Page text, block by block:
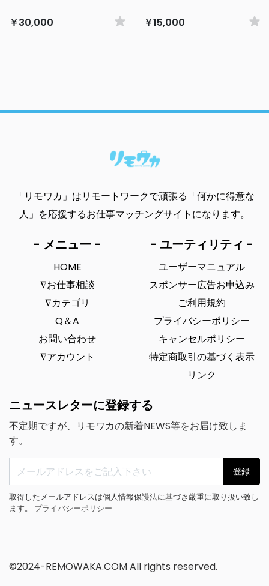
￥30,000 ￥15,000
「リモワカ」はリモートワークで頑張る「何かに得意な
人」を応援するお仕事マッチングサイトになります。
- メニュー -
HOME
∇お仕事相談
∇カテゴリ
Q＆A
お問い合わせ
∇アカウント
- ユーティリティ -
ユーザーマニュアル
スポンサー広告お申込み
ご利用規約
プライバシーポリシー
キャンセルポリシー
特定商取引の基づく表示
リンク
ニュースレターに登録する
不定期ですが、リモワカの新着NEWS等をお届け致しま
す。
登録
取得したメールアドレスは個人情報保護法に基づき厳重に取り扱い致し
ます。 プライバシーポリシー
©2024-REMOWAKA.COM All rights reserved.